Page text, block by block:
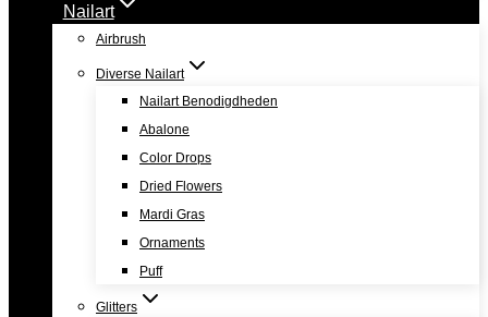
Nailart
Airbrush
Diverse Nailart
Nailart Benodigdheden
Abalone
Color Drops
Dried Flowers
Mardi Gras
Ornaments
Puff
Glitters